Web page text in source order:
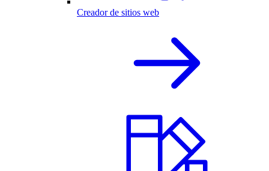
Creador de sitios web